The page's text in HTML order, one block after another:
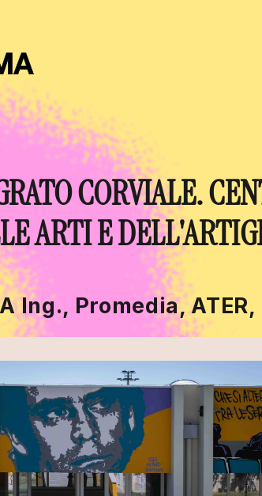
CORVIALE.
ARTI E
Ing., Promedia, ATER,